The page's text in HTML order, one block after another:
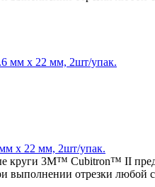
х 22 мм, 2шт/упак.
круги 3M™ Cubitron™ II
отрезки любой